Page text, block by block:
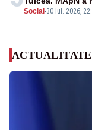
Social -30 iul. 2026,
ACTUALITATE